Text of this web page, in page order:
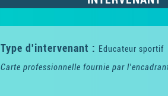
Type d'intervenant : Educateur sportif
Carte professionnelle fournie par